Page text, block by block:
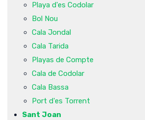
Playa d'es Codolar
Bol Nou
Cala Jondal
Cala Tarida
Playas de Compte
Cala de Codolar
Cala Bassa
Port d'es Torrent
Sant Joan